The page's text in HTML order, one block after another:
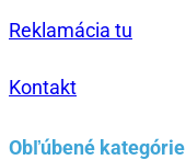
Reklamácia tu
Kontakt
Obľúbené kategórie